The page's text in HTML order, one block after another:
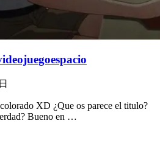
XD ¿Que os parece el titulo?
Bueno en …